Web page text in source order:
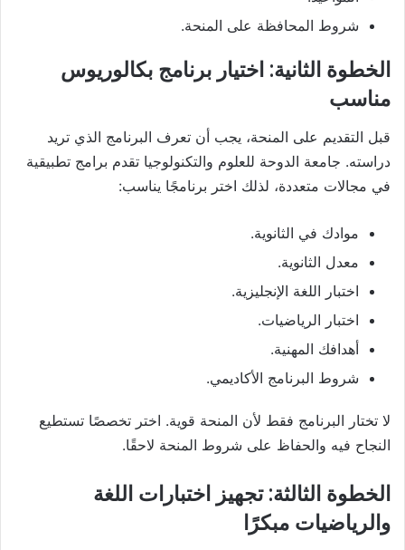
شروط المحافظة على المنحة.
الخطوة الثانية: اختيار برنامج بكالوريوس
مناسب
قبل التقديم على المنحة، يجب أن تعرف البرنامج الذي تريد
دراسته. جامعة الدوحة للعلوم والتكنولوجيا تقدم برامج تطبيقية
في مجالات متعددة، لذلك اختر برنامجًا يناسب:
موادك في الثانوية.
معدل الثانوية.
اختبار اللغة الإنجليزية.
اختبار الرياضيات.
أهدافك المهنية.
شروط البرنامج الأكاديمي.
لا تختار البرنامج فقط لأن المنحة قوية. اختر تخصصًا تستطيع
النجاح فيه والحفاظ على شروط المنحة لاحقًا.
الخطوة الثالثة: تجهيز اختبارات اللغة
والرياضيات مبكرًا